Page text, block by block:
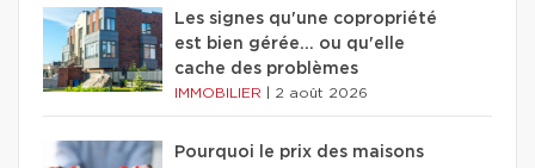
Les signes qu'une copropriété
est bien gérée… ou qu'elle
cache des problèmes
IMMOBILIER 2 août 2026
Pourquoi le prix des maisons